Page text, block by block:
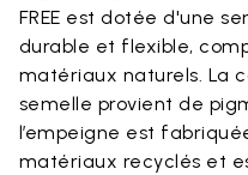
FREE est dotée d'une
durable et flexible,
matériaux naturels. La
semelle provient de
l’empeigne est
matériaux recyclés et